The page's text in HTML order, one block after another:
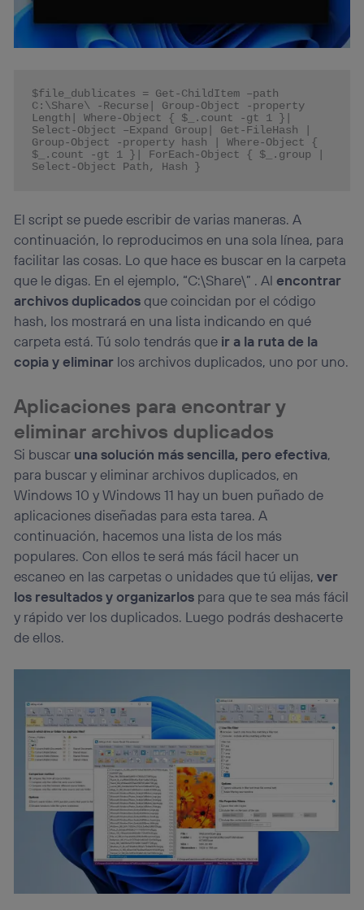
$file_dublicates = Get-ChildItem –path
C:\Share\ -Recurse| Group-Object -property
Length| Where-Object { $_.count -gt 1 }|
Select-Object –Expand Group| Get-FileHash |
Group-Object -property hash | Where-Object {
$_.count -gt 1 }| ForEach-Object { $_.group |
Select-Object Path, Hash }
El script se puede escribir de varias maneras. A
continuación, lo reproducimos en una sola línea, para
facilitar las cosas. Lo que hace es buscar en la carpeta
que le digas. En el ejemplo, “C:\Share\” . Alencontrar
archivos duplicadosque coincidan por el código
hash, los mostrará en una lista indicando en qué
carpeta está. Tú solo tendrás que ir a la ruta de la
copia y eliminar los archivos duplicados, uno por uno.
Aplicaciones para encontrar y
eliminar archivos duplicados
Si buscar una solución más sencilla, pero efectiva,
para buscar y eliminar archivos duplicados, en
Windows 10 y Windows 11 hay un buen puñado de
aplicaciones diseñadas para esta tarea. A
continuación, hacemos una lista de los más
populares. Con ellos te será más fácil hacer un
escaneo en las carpetas o unidades que tú elijas,ver
los resultados y organizarlos para que te sea más fácil
y rápido ver los duplicados. Luego podrás deshacerte
de ellos.